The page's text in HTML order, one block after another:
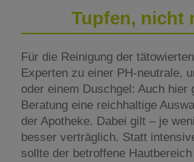
Tupfen, nicht
Für die Reinigung der
Experten zu einer PH-neutrale,
oder einem Duschgel: Auch hier
Beratung eine reichhaltige
der Apotheke. Dabei gilt – je
besser verträglich. Statt
sollte der betroffene